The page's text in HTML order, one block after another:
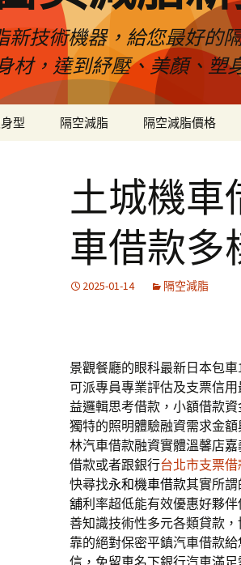
新技術機器，給您最好的
材，達到紓壓、美顏、塑
型 隔空減脂 隔空減脂價格
土城機車
車借款多
2025-01-14 隔空減脂
景觀餐廳的眼科最新日本包車
可派專員專業評估及支票信
益邏輯思考借款，小額借款
獨特的照明體驗融資需求金
林汽車借款融資實體溫馨店
借款或者跟銀行台北市支票借
快尋找永和機車借款其實所
舖利率超低能有效優惠好夥
善知識技術性多元各類貸款
靠的絕對保密平鎮汽車借款
信，免留車名下銀行汽車滿足